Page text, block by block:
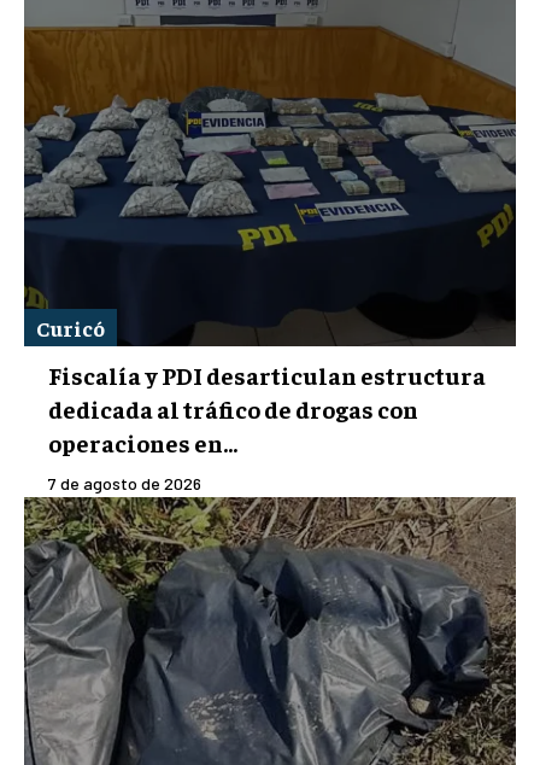
Curicó
Fiscalía y PDI desarticulan estructura
dedicada al tráfico de drogas con
operaciones en...
7 de agosto de 2026